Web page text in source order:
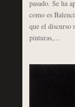
pasado. Se ha
como es
que el
pinturas,...